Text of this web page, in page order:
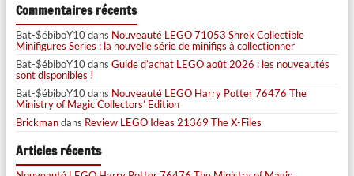
Commentaires récents
Bat-$ébiboY10dans Nouveauté LEGO 71053 Shrek Collectible
Minifigures Series : la nouvelle série de minifigs à collectionner
Bat-$ébiboY10dans Guide d’achat LEGO août 2026 : les nouveautés
sont disponibles !
Bat-$ébiboY10dans Nouveauté LEGO Harry Potter 76476 The
Ministry of Magic Collectors’ Edition
Brickmandans Review LEGO Ideas 21369 The X-Files
Articles récents